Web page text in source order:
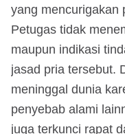
yang mencurigakan
Petugas tidak
maupun indikasi
jasad pria tersebut.
meninggal dunia
penyebab alami
juga terkunci rapat